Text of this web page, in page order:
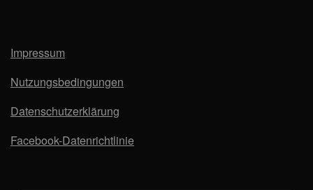
Impressum
Nutzungsbedingungen
Datenschutzerklärung
Facebook-Datenrichtlinie